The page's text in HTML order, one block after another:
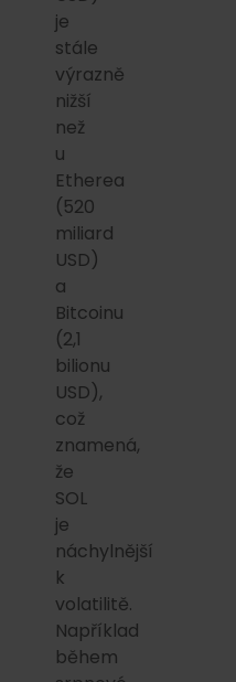
je
stále
výrazně
nižší
než
u
Etherea
(520
miliard
USD)
a
Bitcoinu
(2,1
bilionu
USD),
což
znamená,
že
SOL
je
náchylnější
k
volatilitě.
Například
během